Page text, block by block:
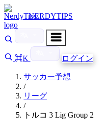
NERDYTIPS
⌘K ログイン
サッカー予想
/
リーグ
/
トルコ 3 Lig Group 2